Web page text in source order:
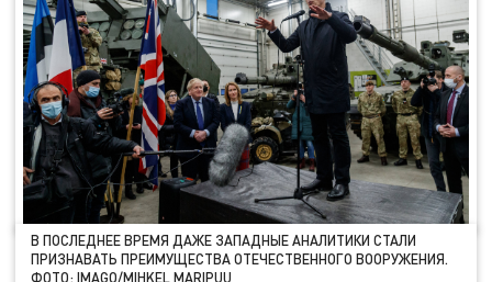
В ПОСЛЕДНЕЕ ВРЕМЯ ДАЖЕ ЗАПАДНЫЕ АНАЛИТИКИ СТАЛИ
ПРИЗНАВАТЬ ПРЕИМУЩЕСТВА ОТЕЧЕСТВЕННОГО ВООРУЖЕНИЯ.
ФОТО: IMAGO/MIHKEL MARIPUU